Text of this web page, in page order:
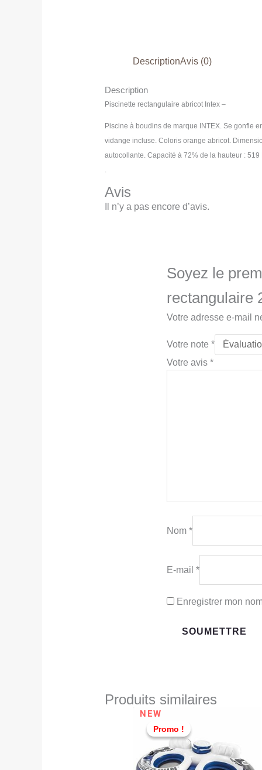
DescriptionAvis (0)
Description
Piscinette rectangulaire abricot Intex –
Piscine à boudins de marque INTEX. Se gonfle
vidange incluse. Coloris orange abricot.
autocollante. Capacité à 72% de la hauteur : 519
.
Avis
Il n’y a pas encore d’avis.
Soyez le
rectangulaire
Votre adresse e-mail
Votre note*
Votre avis*
Nom*
E-mail*
Enregistrer mon
Produits similaires
Promo !
NEW
Promo ! initial
était :
TND
379,000.